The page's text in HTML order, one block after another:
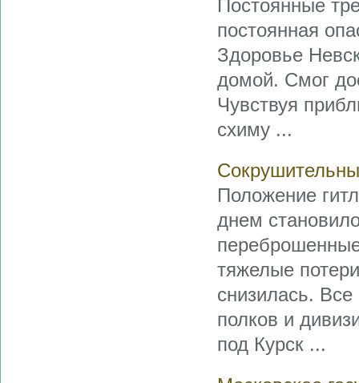
Постоянные
постоянная
Здоровье
домой. Смог
Чувствуя
схиму ...
Положение
днем
тяжелые
снизилась.
полков и
под Курск ...